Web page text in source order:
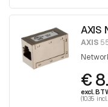
AXIS
AXIS
€
excl.
(10.35